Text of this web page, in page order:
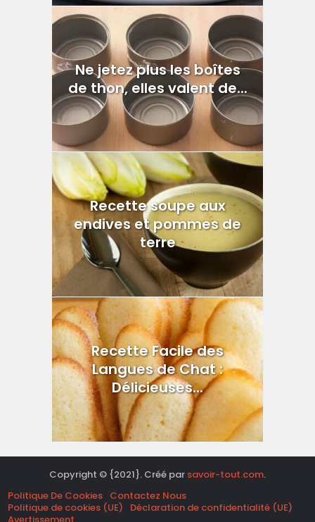
Ne jetez plus les boîtes
de thon, elles valent de...
Recette soupe aux
endives et pommes de
terre
Recette Facile des
Langues de Chat :
Délicieuses...
Copyright © {2021}. Créé par savoir-tout.com.
Politique De Cookies Contactez Nous
Politique de cookies (UE)
Déclaration de confidentialité (UE)